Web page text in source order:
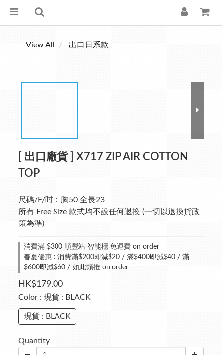
View All 出口日系款
[ 出口廠貨 ] X717 ZIP AIR COTTON
TOP
尺碼/F/吋：胸50 全長23
所有 Free Size 款式均不設任何退換 (一切以退換貨政
策為準)
消費滿 $300 順豐站 智能櫃 免運費 on order
春夏優惠 : 消費滿$200即減$20 / 滿$400即減$40 / 滿
$600即減$60 / 如此類推 on order
HK$179.00
Color : 現貨 : BLACK
現貨 : BLACK
Quantity